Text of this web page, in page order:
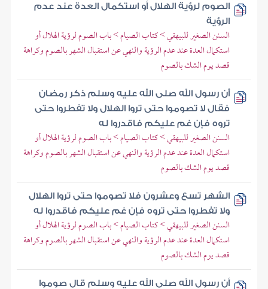
الصوم لرؤية الهلال أو استكمال العدة عند عدم
الرؤية
السنن الصغير للبيهقي > كتاب الصيام > باب الصوم لرؤية الهلال أو
استكمال العدة عند عدم الرؤية والنهي عن استقبال الشهر بالصوم وكراهة
قصد يوم الشك بالصوم
أن رسول الله صلى الله عليه وسلم ذكر رمضان
فقال لا تصوموا حتى تروا الهلال ولا تفطروا حتى
تروه فإن غم عليكم فاقدروا له
السنن الصغير للبيهقي > كتاب الصيام > باب الصوم لرؤية الهلال أو
استكمال العدة عند عدم الرؤية والنهي عن استقبال الشهر بالصوم وكراهة
قصد يوم الشك بالصوم
الشهر تسع وعشرون فلا تصوموا حتى تروا الهلال
ولا تفطروا حتى تروه فإن غم عليكم فاقدروا له
السنن الصغير للبيهقي > كتاب الصيام > باب الصوم لرؤية الهلال أو
استكمال العدة عند عدم الرؤية والنهي عن استقبال الشهر بالصوم وكراهة
قصد يوم الشك بالصوم
أن رسول الله صلى الله عليه وسلم قال صوموا